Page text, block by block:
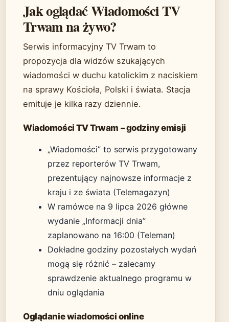
Jak oglądać Wiadomości TV
Trwam na żywo?
Serwis informacyjny TV Trwam to
propozycja dla widzów szukających
wiadomości w duchu katolickim z naciskiem
na sprawy Kościoła, Polski i świata. Stacja
emituje je kilka razy dziennie.
Wiadomości TV Trwam – godziny emisji
„Wiadomości” to serwis przygotowany
przez reporterów TV Trwam,
prezentujący najnowsze informacje z
kraju i ze świata (Telemagazyn)
W ramówce na 9 lipca 2026 główne
wydanie „Informacji dnia”
zaplanowano na 16:00 (Teleman)
Dokładne godziny pozostałych wydań
mogą się różnić – zalecamy
sprawdzenie aktualnego programu w
dniu oglądania
Oglądanie wiadomości online